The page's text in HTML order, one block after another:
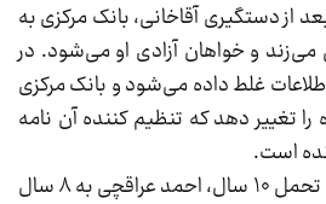
از دستگیری آقاخانی، بانک مرکزی به
و خواهان آزادی او می‌شود. در
غلط داده می‌شود و بانک مرکزی
تغییر دهد که تنظیم کننده آن نامه
است.
رئیس وقت بانک مرکزی به تحمل ۱۰ سال، احمد عراقچی به ۸ سال